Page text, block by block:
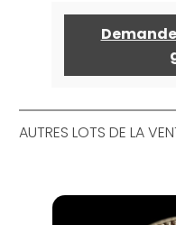
AUTRES LOTS DE LA